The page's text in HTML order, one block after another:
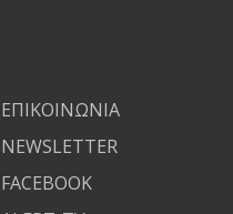
ΕΠΙΚΟΙΝΩΝΙΑ
NEWSLETTER
FACEBOOK